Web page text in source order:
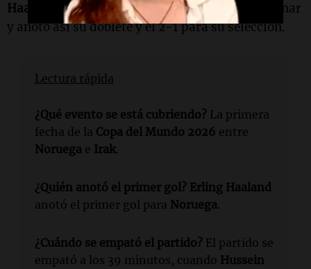
Haaland
aprovechó este momento, fue a presionar
y anotó así su doblete y el 2-1 para su selección.
Lectura rápida
¿Qué evento se está cubriendo? La primera
fecha de la Copa del Mundo 2026 entre
Noruega e Irak.
¿Quién anotó el primer gol? Erling Haaland
anotó el primer gol para Noruega.
¿Cuándo se empató el partido? El partido se
empató a los 39 minutos, cuando Hussein